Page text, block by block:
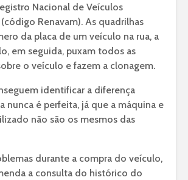
Nacional de Veículos
Renavam). As quadrilhas
da placa de um veículo na rua, a
em seguida, puxam todos as
o veículo e fazem a clonagem.
identificar a diferença
nunca é perfeita, já que a máquina e
não são os mesmos das
durante a compra do veículo,
a consulta do histórico do